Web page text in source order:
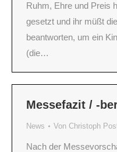
Ruhm, Ehre und Preis
gesetzt und ihr müßt
beantworten, um ein
(die…
Messefazit / -
News Von Christoph
Nach der